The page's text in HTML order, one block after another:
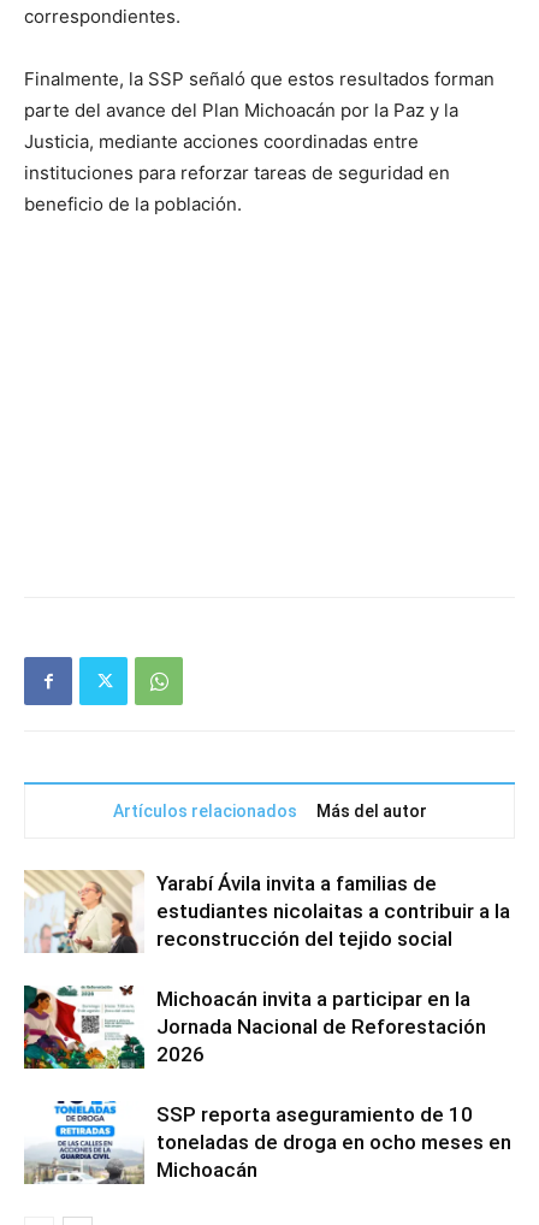
correspondientes.
Finalmente, la SSP señaló que estos resultados forman
parte del avance del Plan Michoacán por la Paz y la
Justicia, mediante acciones coordinadas entre
instituciones para reforzar tareas de seguridad en
beneficio de la población.
Artículos relacionados Más del autor
Yarabí Ávila invita a familias de
estudiantes nicolaitas a contribuir a la
reconstrucción del tejido social
Michoacán invita a participar en la
Jornada Nacional de Reforestación
2026
SSP reporta aseguramiento de 10
toneladas de droga en ocho meses en
Michoacán